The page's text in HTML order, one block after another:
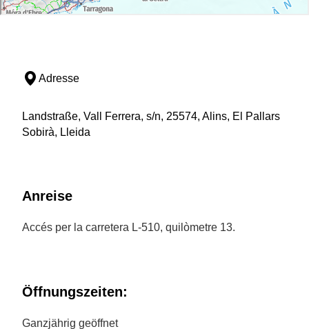
Adresse
Landstraße, Vall Ferrera, s/n, 25574, Alins, El Pallars
Sobirà, Lleida
Anreise
Accés per la carretera L-510, quilòmetre 13.
Öffnungszeiten:
Ganzjährig geöffnet